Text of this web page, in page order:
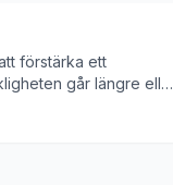
förstärka ett
går längre eller
kanske väntat sig —